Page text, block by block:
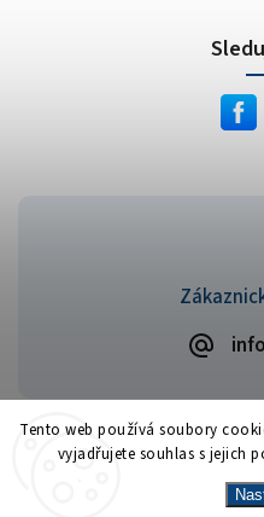
Tento web používá soubory
vyjadřujete souhlas s jejich
Copyright 2026
Vytvořil